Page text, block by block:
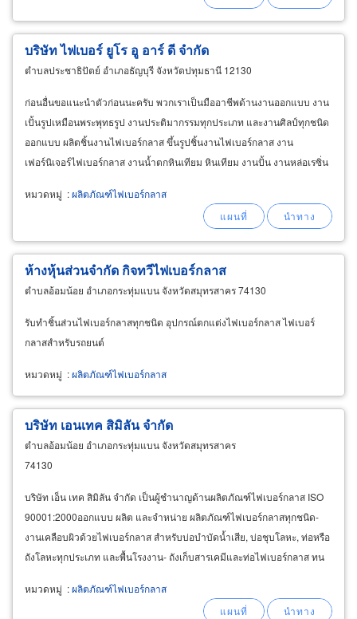
บริษัท ไฟเบอร์ ยูโร อู อาร์ ดี จำกัด
ตำบลประชาธิปัตย์ อำเภอธัญบุรี จังหวัดปทุมธานี 12130
ก่อนอื่นขอแนะนำตัวก่อนนะครับ พวกเราเป็นมืออาชีพด้านงานออกแบบ งาน
เปั้นรูปเหมือนพระพุทธรูป งานประติมากรรมทุกประเภท และงานศิลป์ทุกชนิด
ออกแบบ ผลิตชิ้นงานไฟเบอร์กลาส ขึ้นรูปชิ้นงานไฟเบอร์กลาส งาน
เฟอร์นิเจอร์ไฟเบอร์กลาส งานน้ำตกหินเทียม หินเทียม งานปั้น งานหล่อเรซิ่น
หมวดหมู่ :ผลิตภัณฑ์ไฟเบอร์กลาส
ห้างหุ้นส่วนจำกัด กิจทวีไฟเบอร์กลาส
ตำบลอ้อมน้อย อำเภอกระทุ่มแบน จังหวัดสมุทรสาคร 74130
รับทำชิ้นส่วนไฟเบอร์กลาสทุกชนิด อุปกรณ์ตกแต่งไฟเบอร์กลาส ไฟเบอร์
กลาสสำหรับรถยนต์
หมวดหมู่ :ผลิตภัณฑ์ไฟเบอร์กลาส
บริษัท เอนเทค สิมิลัน จำกัด
ตำบลอ้อมน้อย อำเภอกระทุ่มแบน จังหวัดสมุทรสาคร
74130
บริษัท เอ็น เทค สิมิลัน จำกัด เป็นผู้ชำนาญด้านผลิตภัณฑ์ไฟเบอร์กลาส ISO
90001:2000ออกแบบ ผลิต และจำหน่าย ผลิตภัณฑ์ไฟเบอร์กลาสทุกชนิด-
งานเคลือบผิวด้วยไฟเบอร์กลาส สำหรับบ่อบำบัดน้ำเสีย, บ่อชุบโลหะ, ท่อหรือ
ถังโลหะทุกประเภท และพื้นโรงงาน- ถังเก็บสารเคมีและท่อไฟเบอร์กลาส ทน
หมวดหมู่ :ผลิตภัณฑ์ไฟเบอร์กลาส